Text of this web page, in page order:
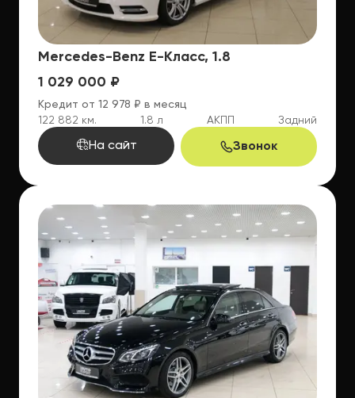
Mercedes-Benz E-Класс, 1.8
1 029 000 ₽
Кредит от 12 978 ₽ в месяц
122 882 км.
1.8 л АКПП Задний
На сайт Звонок